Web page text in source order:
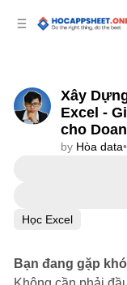
Xây
Excel -
cho
by Hòa data•
Học Excel
Bạn đang gặp